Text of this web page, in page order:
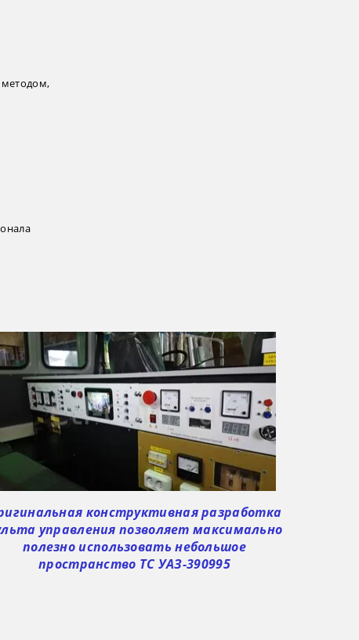
методом,
конструктивная разработка
управления позволяет максимально
полезно использовать небольшое
пространство ТС УАЗ-390995